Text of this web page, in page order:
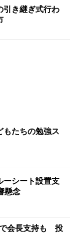
引き継ぎ式行わ
たちの勉強ス
シート設置支
懸念
で会長支持も 投